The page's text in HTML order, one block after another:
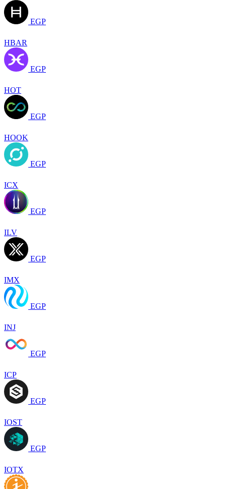
EGP
HBAR
EGP
HOT
EGP
HOOK
EGP
ICX
EGP
ILV
EGP
IMX
EGP
INJ
EGP
ICP
EGP
IOST
EGP
IOTX